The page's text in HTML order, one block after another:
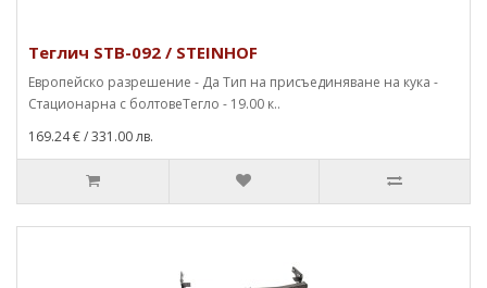
Теглич STB-092 / STEINHOF
Европейско разрешение - Да Тип на присъединяване на кука -
Стационарна с болтовеТегло - 19.00 к..
169.24 €/ 331.00 лв.